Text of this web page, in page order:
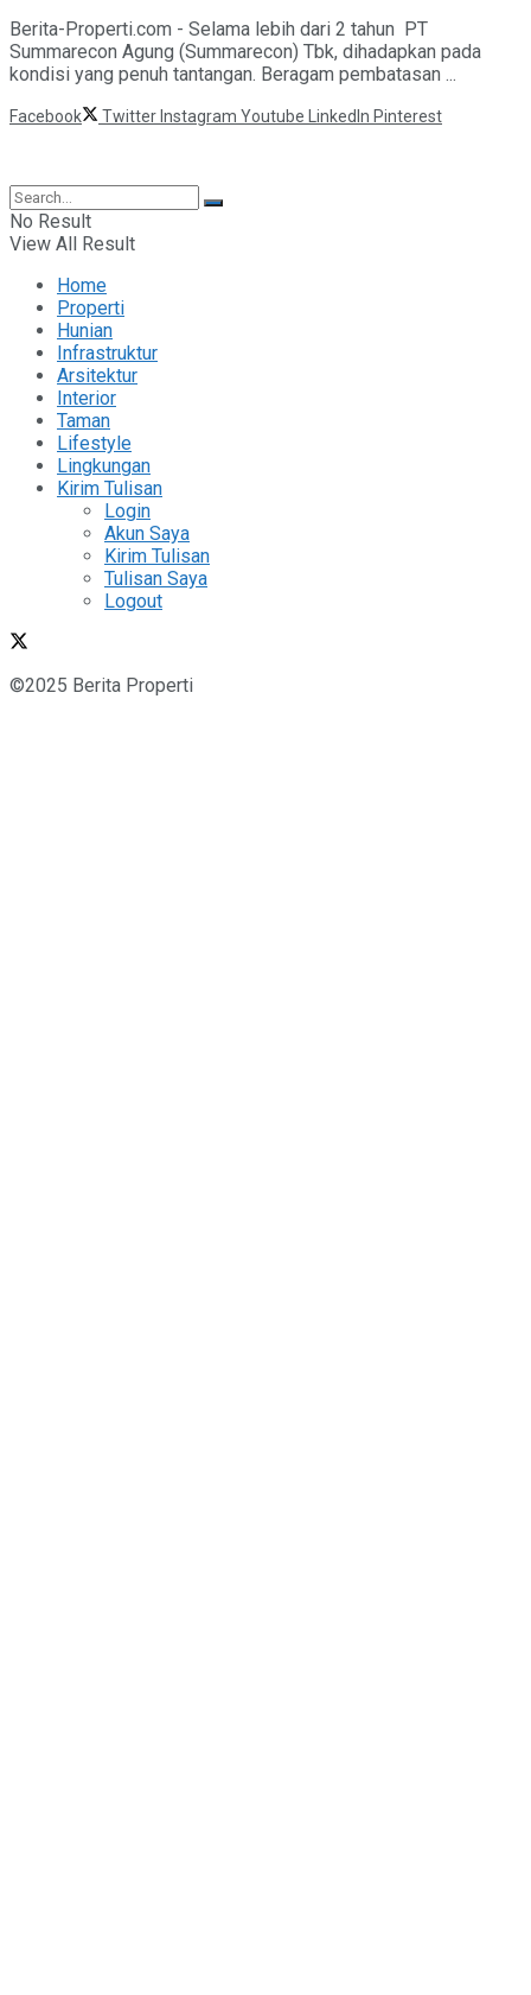
Berita-Properti.com - Selama lebih dari 2 tahun PT
Summarecon Agung (Summarecon) Tbk, dihadapkan pada
kondisi yang penuh tantangan. Beragam pembatasan ...
Facebook Twitter Instagram Youtube LinkedIn Pinterest
No Result
View All Result
Home
Properti
Hunian
Infrastruktur
Arsitektur
Interior
Taman
Lifestyle
Lingkungan
Kirim Tulisan
Login
Akun Saya
Kirim Tulisan
Tulisan Saya
Logout
©2025 Berita Properti